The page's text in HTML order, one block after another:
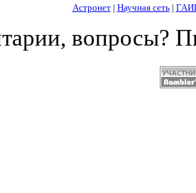
Астронет| Научная сеть|
вопросы?